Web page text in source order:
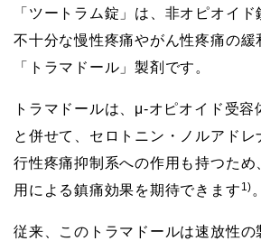
「ツートラム錠」は、非オピオイ
不十分な慢性疼痛やがん性疼痛の緩
「トラマドール」製剤です。
トラマドールは、μ-オピオイド受
と併せて、セロトニン・ノルアド
行性疼痛抑制系への作用も持つため
用による鎮痛効果を期待できます 1) 。
従来、このトラマドールは速放性の